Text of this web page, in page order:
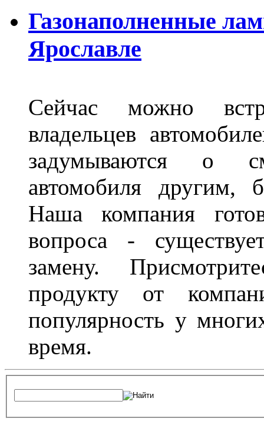
Газонаполненные
Ярославле
Сейчас можно
владельцев
задумываются о
автомобиля другим,
Наша компания
вопроса -
замену.
продукту от
популярность у
время.